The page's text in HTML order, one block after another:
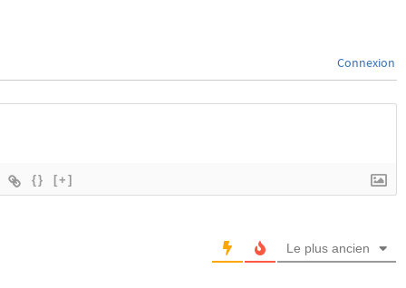
Connexion
{} [+]
Le plus ancien